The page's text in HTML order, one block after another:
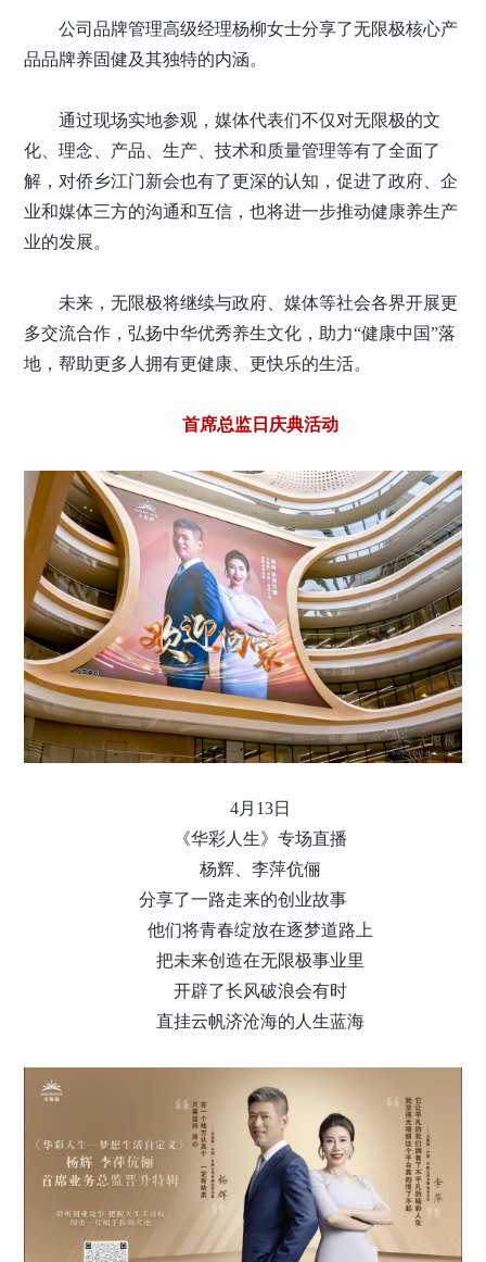
公司品牌管理高级经理杨柳女士分享了无限极核心产
品品牌养固健及其独特的内涵。
通过现场实地参观，媒体代表们不仅对无限极的文
化、理念、产品、生产、技术和质量管理等有了全面了
解，对侨乡江门新会也有了更深的认知，促进了政府、企
业和媒体三方的沟通和互信，也将进一步推动健康养生产
业的发展。
未来，无限极将继续与政府、媒体等社会各界开展更
多交流合作，弘扬中华优秀养生文化，助力“健康中国”落
地，帮助更多人拥有更健康、更快乐的生活。
首席总监日庆典活动
4月13日
《华彩人生》专场直播
杨辉、李萍伉俪
分享了一路走来的创业故事
他们将青春绽放在逐梦道路上
把未来创造在无限极事业里
开辟了长风破浪会有时
直挂云帆济沧海的人生蓝海